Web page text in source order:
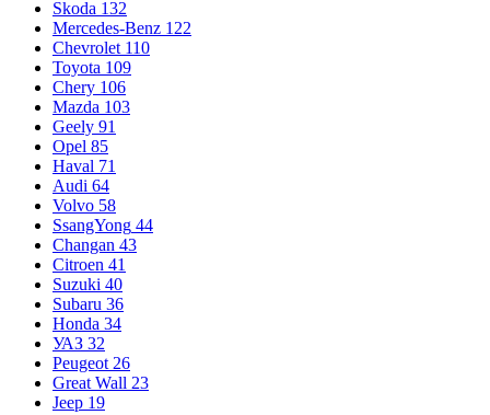
Skoda 132
Mercedes-Benz 122
Chevrolet 110
Toyota 109
Chery 106
Mazda 103
Geely 91
Opel 85
Haval 71
Audi 64
Volvo 58
SsangYong 44
Changan 43
Citroen 41
Suzuki 40
Subaru 36
Honda 34
УАЗ 32
Peugeot 26
Great Wall 23
Jeep 19